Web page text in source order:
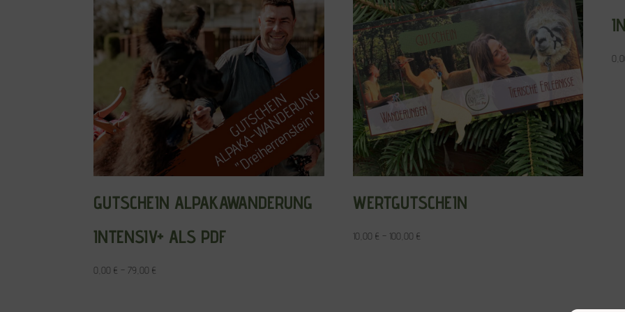
GUTSCHEIN ALPAKAWANDERUNG
INTENSIV+ ALS PDF
0,00€ – 79,00€
WERTGUTSCHEIN
10,00 € – 100,00 €